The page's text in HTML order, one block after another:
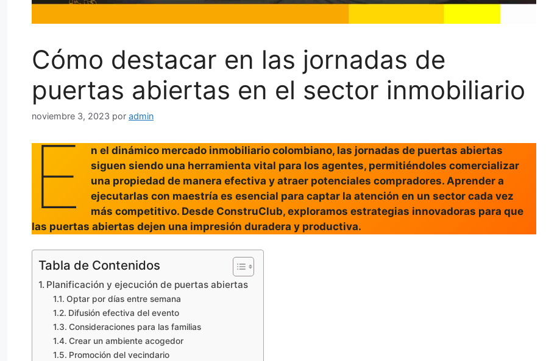
Cómo destacar en las jornadas de
puertas abiertas en el sector inmobiliario
noviembre 3, 2023 por admin
E
n el dinámico mercado inmobiliario colombiano, las jornadas de puertas abiertas
siguen siendo una herramienta vital para los agentes, permitiéndoles comercializar
una propiedad de manera efectiva y atraer potenciales compradores. Aprender a
ejecutarlas con maestría es esencial para captar la atención en un sector cada vez
más competitivo. Desde ConstruClub, exploramos estrategias innovadoras para que
las puertas abiertas dejen una impresión duradera y productiva.
Tabla de Contenidos
Planificación y ejecución de puertas abiertas
Optar por días entre semana
Difusión efectiva del evento
Consideraciones para las familias
Crear un ambiente acogedor
Promoción del vecindario